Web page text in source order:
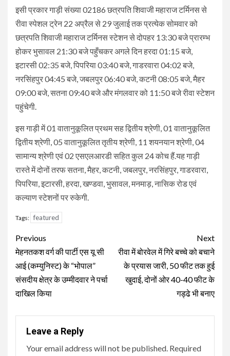
इसी प्रकार गाड़ी संख्या 02186 छत्रपति शिवाजी महाराज टर्मिनस से
रीवा स्पेशल ट्रेन 22 अप्रैल से 29 जुलाई तक प्रत्येक सोमवार को
छत्रपति शिवाजी महाराज टर्मिनस स्टेशन से दोपहर 13:30 बजे प्रारम्भ
होकर भुसावल 21:30 बजे पहुँचकर अगले दिन हरदा 01:15 बजे,
इटारसी 02:35 बजे, पिपरिया 03:40 बजे, गाडरवारा 04:02 बजे,
नरसिंहपुर 04:45 बजे, जबलपुर 06:40 बजे, कटनी 08:05 बजे, मैहर
09:00 बजे, सतना 09:40 बजे और मंगलवार को 11:50 बजे रीवा स्टेशन
पहुंचेगी.
इस गाड़ी में 01 वातानुकूलित प्रथम सह द्वितीय श्रेणी, 01 वातानुकूलित
द्वितीय श्रेणी, 05 वातानुकूलित तृतीय श्रेणी, 11 शयनयान श्रेणी, 04
सामान्य श्रेणी एवं 02 एसएलआरडी सहित कुल 24 कोच हैं.यह गाड़ी
रास्ते में दोनों तरफ सतना, मैहर, कटनी, जबलपुर, नरसिंहपुर, गाडरवारा,
पिपरिया, इटारसी, हरदा, खण्डवा, भुसावल, मनमाड़, नासिक रोड एवं
कल्याण स्टेशनों पर रुकेगी.
Tags: featured
Continue
Reading
Previous
मेहनतकश वर्ग की पार्टी एस यू सी
आई (कम्युनिस्ट) के “भोपाल”
संसदीय क्षेत्र के उम्मीदवार ने पर्चा
दाखिल किया
Next
रीवा में बोरवेल में गिरे बच्‍चे को बचाने
के प्रयास जारी, 50 फीट तक हुई
खुदाई, दोनों ओर 40-40 फीट के
गड्ढे भी बनाए
Leave a Reply
Your email address will not be published. Required